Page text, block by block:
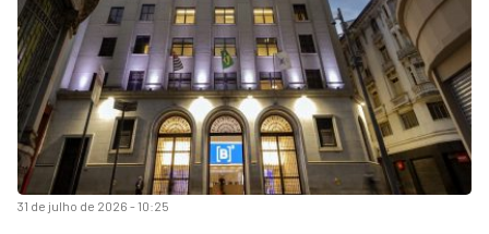
31 de julho de 2026 - 10:25